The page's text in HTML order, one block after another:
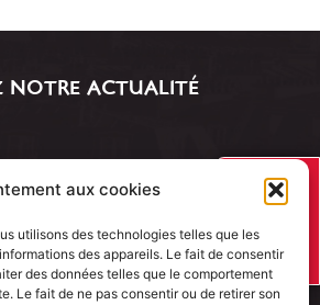
aux cookies
utilisons des technologies telles que les
des appareils. Le fait de consentir
des données telles que le comportement
Le fait de ne pas consentir ou de retirer son
NOTRE ACTUALITÉ
J’AI UN
PROJET